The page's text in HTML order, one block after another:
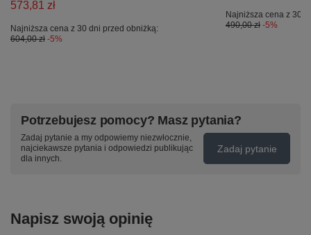
573,81 zł
Najniższa cena z 30 dni przed obniżką:
604,00 zł -5%
Najniższa cena z 30
490,00 zł -5%
Potrzebujesz pomocy? Masz pytania?
Zadaj pytanie a my odpowiemy niezwłocznie,
najciekawsze pytania i odpowiedzi publikując
dla innych.
Zadaj pytanie
Napisz swoją opinię